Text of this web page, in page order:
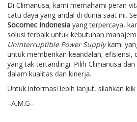
Di Climanusa, kami memahami peran
catu daya yang andal di dunia saat ini.
Socomec Indonesia yang terpercaya,
solusi terbaik untuk kebutuhan
Uninterruptible Power Supplykami
untuk memberikan keandalan, efisiensi,
yang tak tertandingi. Pilih Climanusa
dalam kualitas dan kinerja..
Untuk informasi lebih lanjut, silahkan klik
–A.M.G–